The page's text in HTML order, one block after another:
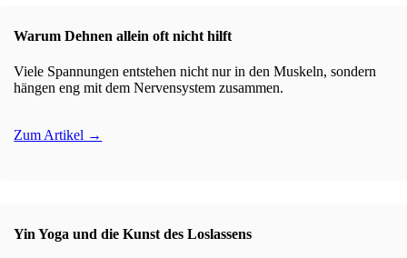
Warum Dehnen allein oft nicht hilft
Viele Spannungen entstehen nicht nur in den Muskeln, sondern
hängen eng mit dem Nervensystem zusammen.
Zum Artikel →
Yin Yoga und die Kunst des Loslassens